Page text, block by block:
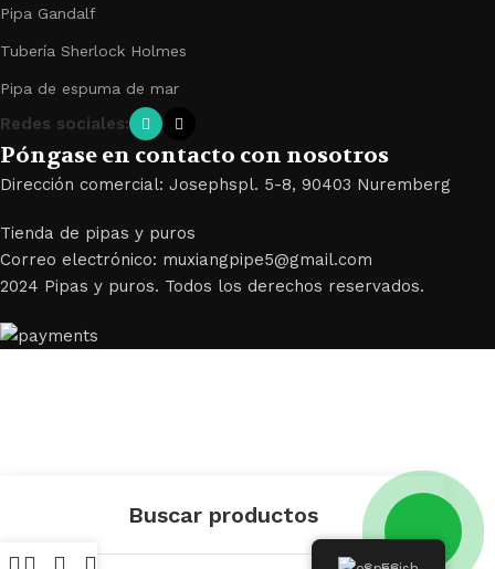
Pipa Gandalf
Tubería Sherlock Holmes
Pipa de espuma de mar
Redes sociales:
Póngase en contacto con nosotros
Dirección comercial: Josephspl. 5-8, 90403 Nuremberg
Tienda de pipas y puros
Correo electrónico: muxiangpipe5@gmail.com
2024 Pipas y puros. Todos los derechos reservados.